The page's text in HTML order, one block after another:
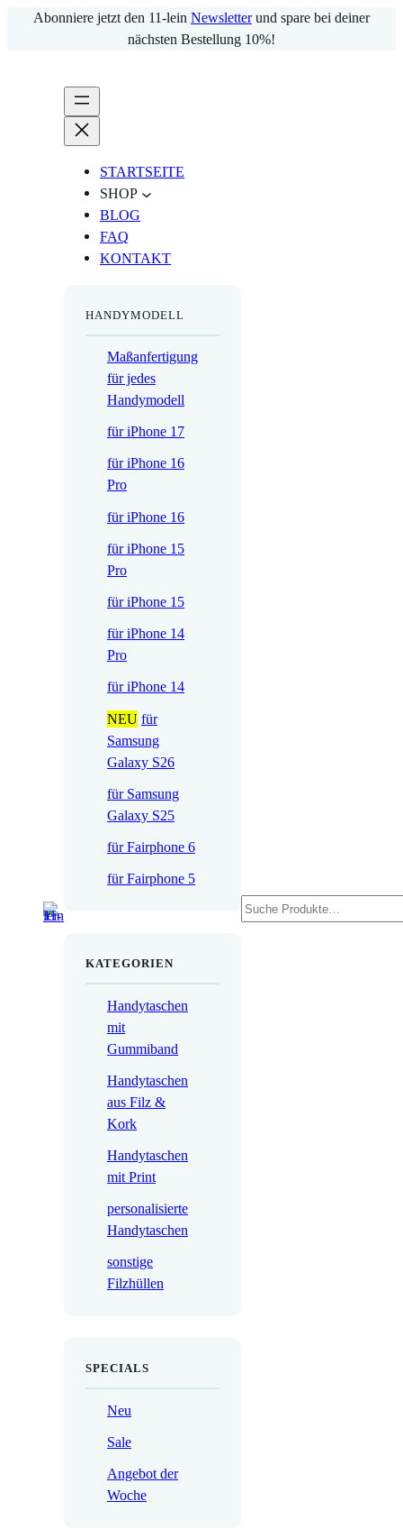
Abonniere jetzt den 11-lein Newsletterund spare bei deiner
nächsten Bestellung 10%!
STARTSEITE
SHOP
BLOG
FAQ
KONTAKT
HANDYMODELL
Maßanfertigung
für jedes
Handymodell
für iPhone 17
für iPhone 16
Pro
für iPhone 16
für iPhone 15
Pro
für iPhone 15
für iPhone 14
Pro
für iPhone 14
NEU für
Samsung
Galaxy S26
für Samsung
Galaxy S25
für Fairphone 6
für Fairphone 5
KATEGORIEN
Handytaschen
mit
Gummiband
Handytaschen
aus Filz &
Kork
Handytaschen
mit Print
personalisierte
Handytaschen
sonstige
Filzhüllen
SPECIALS
Neu
Sale
Angebot der
Woche
Suchen